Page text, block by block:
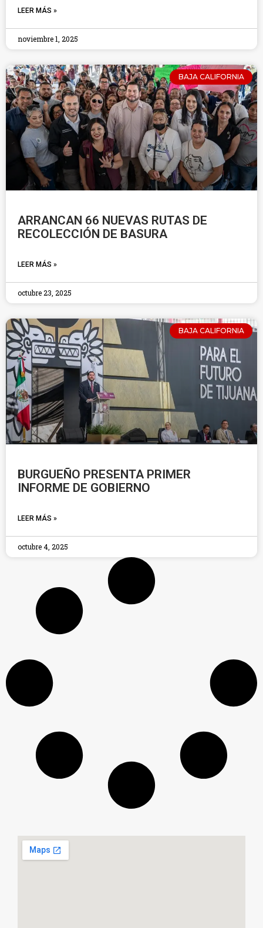
LEER MÁS »
noviembre 1, 2025
BAJA CALIFORNIA
ARRANCAN 66 NUEVAS RUTAS DE
RECOLECCIÓN DE BASURA
LEER MÁS »
octubre 23, 2025
BAJA CALIFORNIA
BURGUEÑO PRESENTA PRIMER
INFORME DE GOBIERNO
LEER MÁS »
octubre 4, 2025